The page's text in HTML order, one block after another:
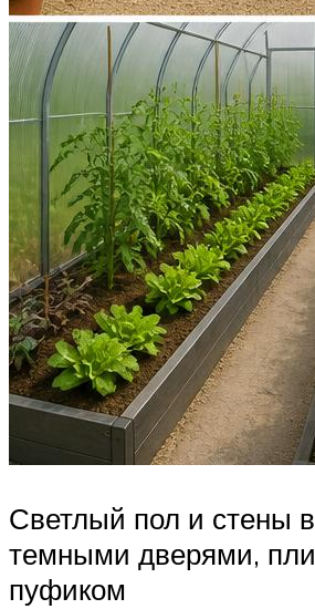
Светлый пол и стены
темными дверями,
пуфиком